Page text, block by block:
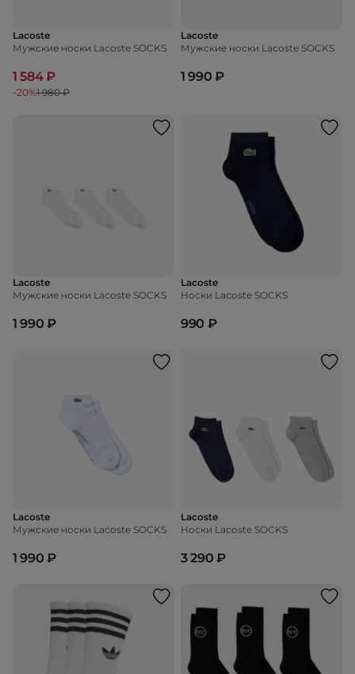
Lacoste
Мужские носки Lacoste SOCKS
1 584 ₽
-20%1 980 ₽
Lacoste
Мужские носки Lacoste SOCKS
1 990 ₽
Lacoste
Мужские носки Lacoste SOCKS
1 990 ₽
Lacoste
Носки Lacoste SOCKS
990 ₽
Lacoste
Мужские носки Lacoste SOCKS
1 990 ₽
Lacoste
Носки Lacoste SOCKS
3 290 ₽